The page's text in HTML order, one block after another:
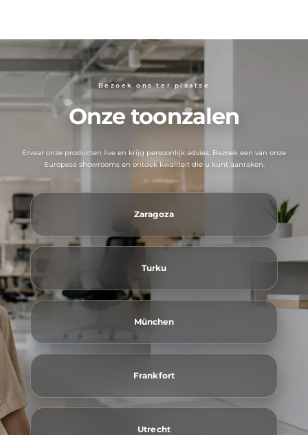
Bezoek ons ​​ter plaatse
Onze toonzalen
Ervaar onze producten live en krijg persoonlijk advies. Bezoek een van onze
Europese showrooms en ontdek kwaliteit die u kunt aanraken.
Zaragoza
Turku
München
Frankfort
Utrecht